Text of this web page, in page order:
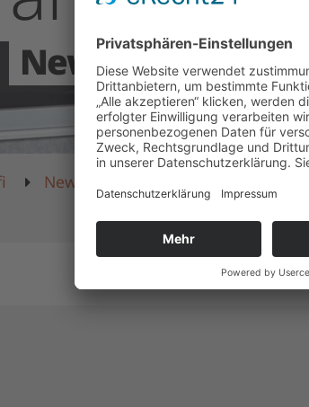
News
News